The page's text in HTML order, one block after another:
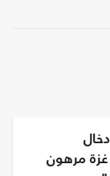
غزة مرهون